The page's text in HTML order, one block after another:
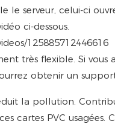
le serveur, celui-ci
ci-dessous.
125885712446616
très flexible. Si vous
obtenir un
la pollution.
cartes PVC usagées.